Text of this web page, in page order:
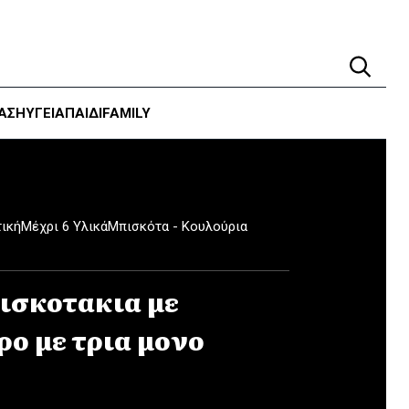
ΥΓΕΊΑΠΑΙΔΙFAMILY
Μέχρι 6 ΥλικάΜπισκότα - Κουλούρια
με
με τρια μονο